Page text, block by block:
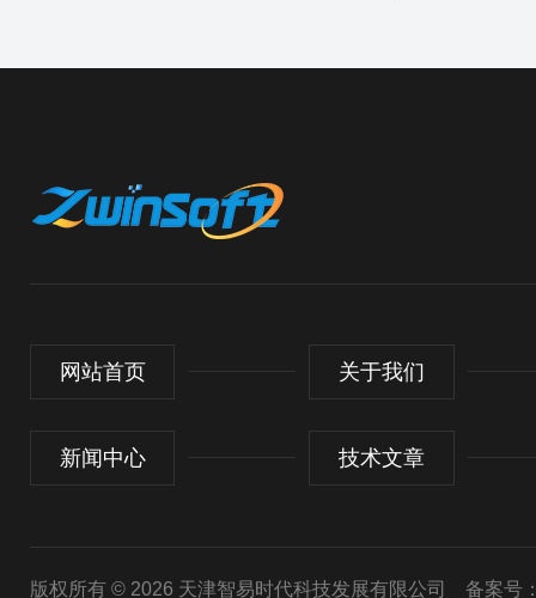
网站首页 关于我们
新闻中心 技术文章
版权所有 © 2026 天津智易时代科技发展有限公司 备案号